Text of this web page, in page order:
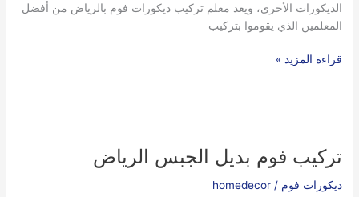
الديكورات الأخرى، ويعد معلم تركيب ديكورات فوم بالرياض من أفضل
المعلمين الذي يقوموا بتركيب
قراءة المزيد »
تركيب فوم بديل الجبس الرياض
ديكورات فوم /
homedecor
بديل
الجبس
الرياض